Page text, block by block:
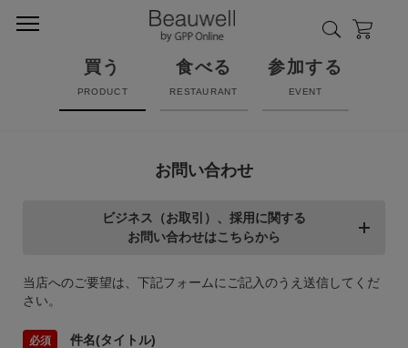
買う
PRODUCT
食べる
RESTAURANT
参加する
EVENT
お問い合わせ
ビジネス（お取引）、採用に関する
お問い合わせはこちらから
当店へのご要望は、下記フォームにご記入のうえ送信してくだ
さい。
件名(タイトル)